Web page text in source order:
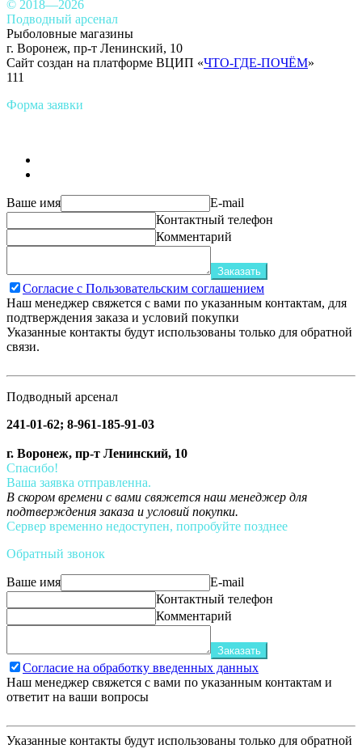
© 2018—2026
Подводный арсенал
Рыболовные магазины
г. Воронеж, пр-т Ленинский, 10
Сайт создан на платформе ВЦИП «ЧТО-ГДЕ-ПОЧЁМ»
111
Форма заявки
Ваше имя
E-mail
Контактный телефон
Комментарий
Заказать
Согласие с Пользовательским соглашением
Наш менеджер свяжется с вами по указанным контактам, для
подтверждения заказа и условий покупки
Указанные контакты будут использованы только для обратной
связи.
Подводный арсенал
241-01-62; 8-961-185-91-03
г. Воронеж, пр-т Ленинский, 10
Спасибо!
Ваша заявка отправленна.
В скором времени с вами свяжется наш менеджер для
подтверждения заказа и условий покупки.
Сервер временно недоступен, попробуйте позднее
Обратный звонок
Ваше имя
E-mail
Контактный телефон
Комментарий
Заказать
Согласие на обработку введенных данных
Наш менеджер свяжется с вами по указанным контактам и
ответит на ваши вопросы
Указанные контакты будут использованы только для обратной